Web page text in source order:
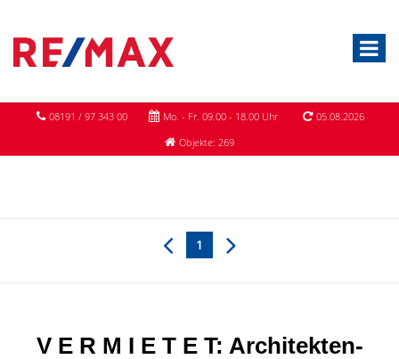
08191 / 97 343 00 Mo. - Fr. 09.00 - 18.00 Uhr
05.08.2026
Objekte: 269
1
V E R M I E T E T: Architekten-